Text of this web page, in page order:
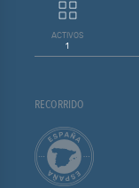
ACTIVOS
1
RECORRIDO